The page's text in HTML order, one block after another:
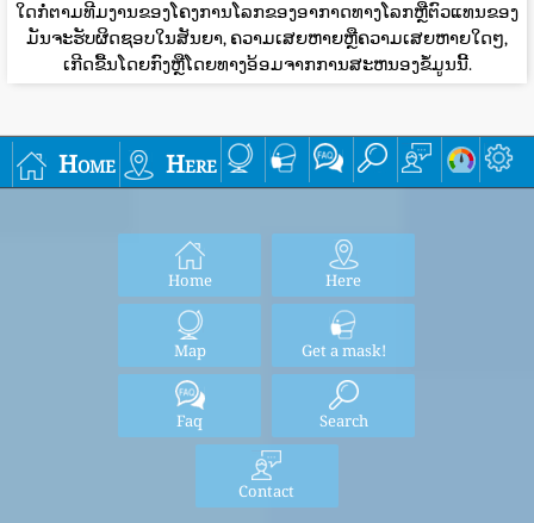
ໃດກໍ່ຕາມທີມງານຂອງໂຄງການໂລກຂອງອາກາດທາງໂລກຫຼືຕົວແທນຂອງ
ມັນຈະຮັບຜິດຊອບໃນສັນຍາ, ຄວາມເສຍຫາຍຫຼືຄວາມເສຍຫາຍໃດໆ,
ເກີດຂື້ນໂດຍກົງຫຼືໂດຍທາງອ້ອມຈາກການສະຫນອງຂໍ້ມູນນີ້.
Home Here
Home Here
Map Get a mask!
Faq Search
Contact